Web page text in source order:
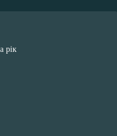
рік